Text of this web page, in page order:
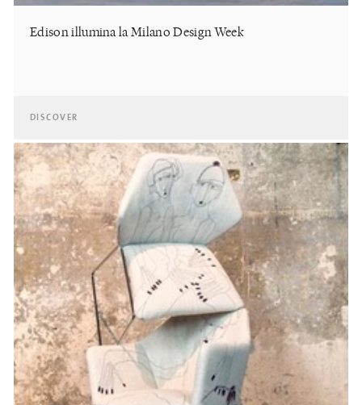
Edison illumina la Milano Design Week
DISCOVER